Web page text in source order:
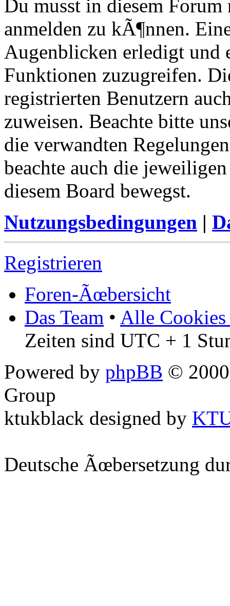
Du musst in diesem
anmelden zu kÃ¶nnen.
Augenblicken erledigt und
Funktionen zuzugreifen.
registrierten Benutzern
zuweisen. Beachte bitte
die verwandten
beachte auch die
diesem Board bewegst.
Nutzungsbedingungen |
Registrieren
Foren-Ãœbersicht
Das Team • Alle Cookies
Zeiten sind UTC + 1
Powered by phpBB ©
Group
ktukblack designed by
Deutsche Ãœbersetzung